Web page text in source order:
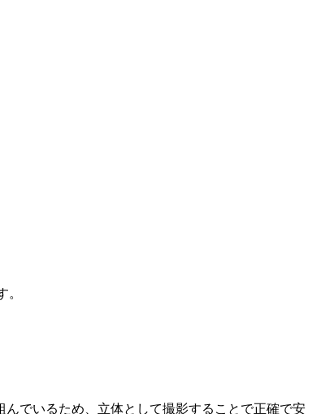
でいるため、立体として撮影することで正確で安